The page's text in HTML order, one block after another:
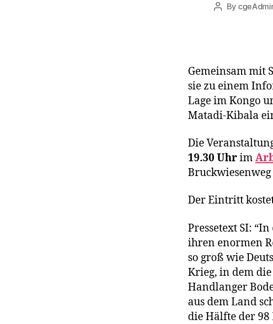
Post
By
Gemeinsam mit
sie zu einem
Lage im Kongo
Matadi-Kibala
Die
19.30 Uhrim
Bruckwiesenweg
Der Eintritt
Pressetext SI:
ihren enormen
so groß wie
Krieg, in dem
Handlanger
aus dem Land
die Hälfte der